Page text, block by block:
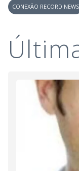
CONEXÃO RECORD NEWS